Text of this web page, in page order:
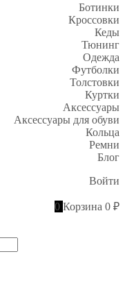
Ботинки
Кроссовки
Кеды
Тюнинг
Одежда
Футболки
Толстовки
Куртки
Аксессуары
Аксессуары для обуви
Кольца
Ремни
Блог
Войти
0 Корзина 0 ₽